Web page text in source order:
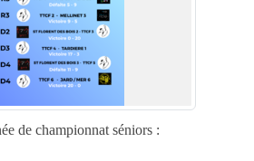
de championnat séniors :